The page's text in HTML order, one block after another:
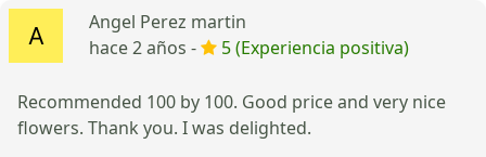
Angel Perez martin
hace 2 años -
5 (Experiencia positiva)
Recommended 100 by 100. Good price and very nice
flowers. Thank you. I was delighted.